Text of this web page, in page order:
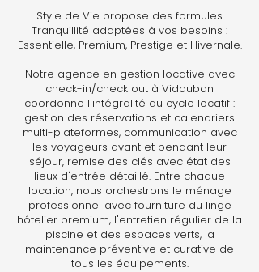
Style de Vie propose des formules
Tranquillité adaptées à vos besoins :
Essentielle, Premium, Prestige et Hivernale.
Notre agence en gestion locative avec
check-in/check out à Vidauban
coordonne l'intégralité du cycle locatif :
gestion des réservations et calendriers
multi-plateformes, communication avec
les voyageurs avant et pendant leur
séjour, remise des clés avec état des
lieux d'entrée détaillé. Entre chaque
location, nous orchestrons le ménage
professionnel avec fourniture du linge
hôtelier premium, l'entretien régulier de la
piscine et des espaces verts, la
maintenance préventive et curative de
tous les équipements.